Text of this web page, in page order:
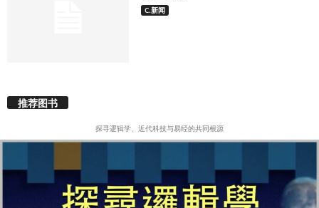
C.新闻
推荐图书
探寻逻辑学、近代科技与易经的共同根源